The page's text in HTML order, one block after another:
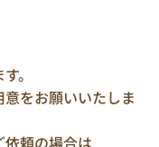
。
をお願いいたしま